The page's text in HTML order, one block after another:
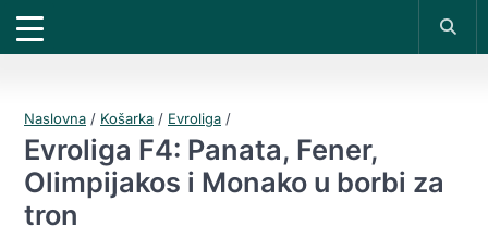
Naslovna / Košarka / Evroliga /
Evroliga F4: Panata, Fener,
Olimpijakos i Monako u borbi za
tron